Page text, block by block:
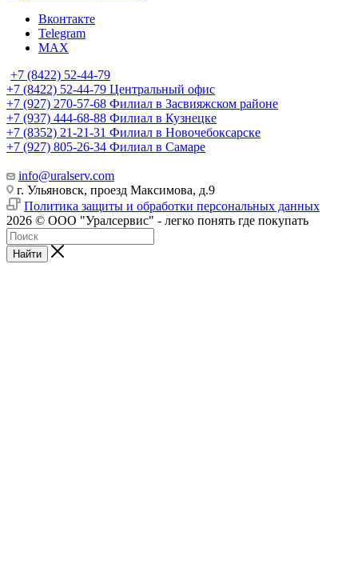
Вконтакте
Telegram
MAX
+7 (8422) 52-44-79
+7 (8422) 52-44-79 Центральный офис
+7 (927) 270-57-68 Филиал в Засвияжском районе
+7 (937) 444-68-88 Филиал в Кузнецке
+7 (8352) 21-21-31 Филиал в Новочебоксарске
+7 (927) 805-26-34 Филиал в Самаре
info@uralserv.com
г. Ульяновск, проезд Максимова, д.9
Политика защиты и обработки персональных данных
2026 © ООО "Уралсервис" - легко понять где покупать
Найти